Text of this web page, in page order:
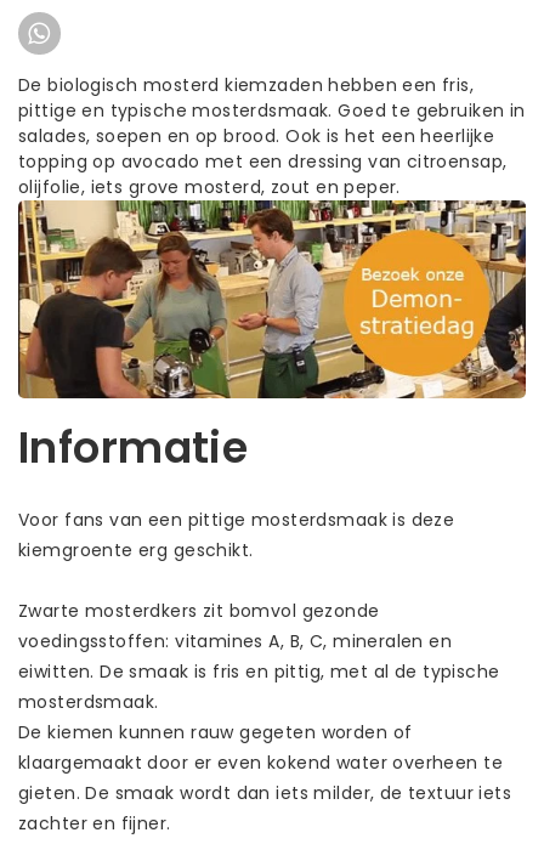
De biologisch mosterd kiemzaden hebben een fris,
pittige en typische mosterdsmaak. Goed te gebruiken in
salades, soepen en op brood. Ook is het een heerlijke
topping op avocado met een dressing van citroensap,
olijfolie, iets grove mosterd, zout en peper.
Informatie
Voor fans van een pittige mosterdsmaak is deze
kiemgroente erg geschikt.
Zwarte mosterdkers zit bomvol gezonde
voedingsstoffen: vitamines A, B, C, mineralen en
eiwitten. De smaak is fris en pittig, met al de typische
mosterdsmaak.
De kiemen kunnen rauw gegeten worden of
klaargemaakt door er even kokend water overheen te
gieten. De smaak wordt dan iets milder, de textuur iets
zachter en fijner.